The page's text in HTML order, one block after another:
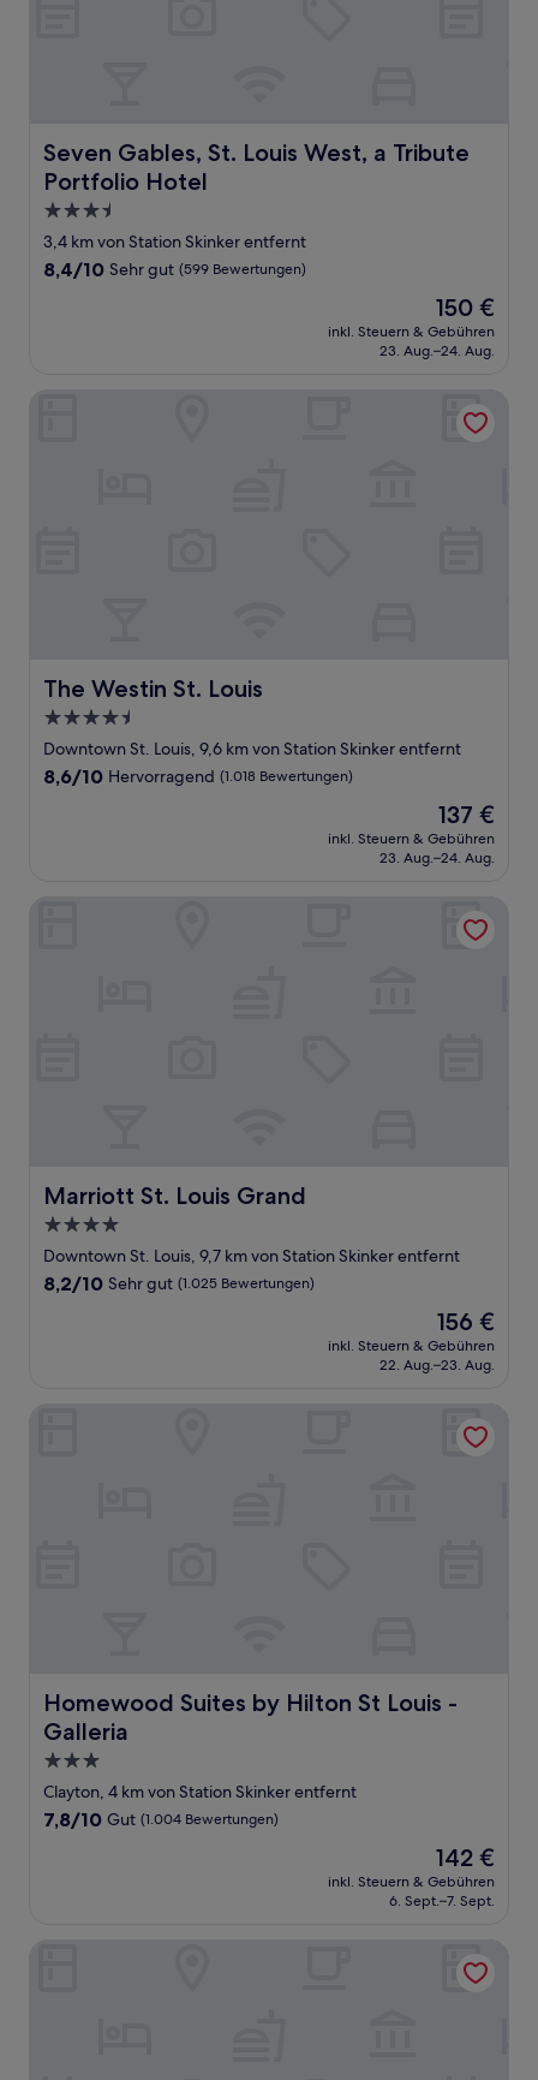
Seven Gables, St. Louis West, a Tribute
Portfolio Hotel
Seven Gables, St. Louis West, a Tribute Portfolio Hotel
3.5-
Sterne-
Unterkunft
3,4 km von Station Skinker entfernt
8.4
Bewertungen)
8,4/10 Sehr gut (599 Bewertungen)
Der
Preis
beträgt
150 €
inkl. Steuern & Gebühren
23. Aug.–24. Aug.
The Westin St. Louis
The Westin St. Louis
4.5-
Sterne-
Unterkunft
Downtown St. Louis, 9,6 km von Station Skinker entfernt
8.6
8,6/10 Hervorragend (1.018 Bewertungen)
Der
Preis
beträgt
137 €
inkl. Steuern & Gebühren
23. Aug.–24. Aug.
Marriott St. Louis Grand
Marriott St. Louis Grand
4.0-
Sterne-
Unterkunft
Downtown St. Louis, 9,7 km von Station Skinker entfernt
8.2
Bewertungen)
8,2/10 Sehr gut (1.025 Bewertungen)
Der
Preis
beträgt
156 €
inkl. Steuern & Gebühren
22. Aug.–23. Aug.
Homewood Suites by Hilton St Louis -
Galleria
Homewood Suites by Hilton St Louis - Galleria
3.0-
Sterne-
Unterkunft
Clayton, 4 km von Station Skinker entfernt
7.8
7,8/10 Gut (1.004 Bewertungen)
Der
Preis
beträgt
142 €
inkl. Steuern & Gebühren
6. Sept.–7. Sept.